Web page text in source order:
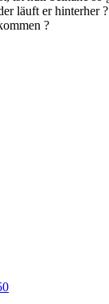
läuft er hinterher ?
?